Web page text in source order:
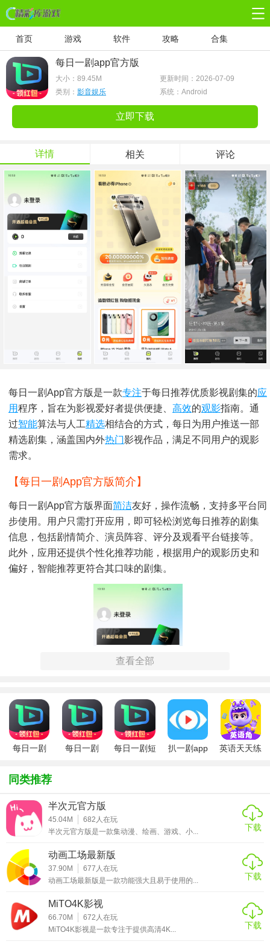
首页 游戏 软件 攻略 合集
每日一剧app官方版
大小： 89.45M
更新时间：2026-07-09
类别： 影音娱乐 系统：Android
立即下载
详情 相关 评论
每日一剧App官方版是一款专注于每日推荐优质影视剧集的应
用程序，旨在为影视爱好者提供便捷、 高效的观影指南。通
过智能算法与人工精选相结合的方式，每日为用户推送一部
精选剧集，涵盖国内外热门影视作品，满足不同用户的观影
需求。
【每日一剧app官方版简介】
每日一剧App官方版界面简洁友好，操作流畅，支持多平台同
步使用。用户只需打开应用，即可轻松浏览每日推荐的剧集
信息，包括剧情简介、演员阵容、评分及观看平台链接等。
此外，应用还提供个性化推荐功能，根据用户的观影历史和
偏好，智能推荐更符合其口味的剧集。
【每日一剧app官方版特色】
1. 每日精选：每日更新一部优质剧集推荐，确保用户总能发
现新惊喜。
2. 全面信息：提供剧集的详细介绍、演员表、评分及观看渠
道，方便用户快速了解并选择观看。
3. 个性化推荐：基于用户的观影历史和偏好，智能推荐相似
类型的剧集，提升观影体验。
查看全部
每日一剧
每日一剧
每日一剧短
扒一剧app
英语天天练
同类推荐
半次元官方版
45.04M 682 人在玩
半次元官方版是一款集动漫、绘画、游戏、小...
下载
动画工场最新版
37.90M 677 人在玩
动画工场最新版是一款功能强大且易于使用的...
下载
MiTO4K影视
66.70M 672 人在玩
MiTO4K影视是一款专注于提供高清4K...
下载